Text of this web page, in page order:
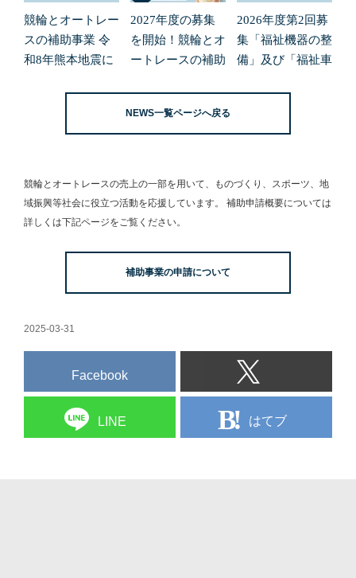
競輪とオートレー
スの補助事業 令
和8年熊本地震に
2027年度の募集
を開始！競輪とオ
ートレースの補助
2026年度第2回募
集「福祉機器の整
備」及び「福祉車
NEWS一覧ページへ戻る
競輪とオートレースの売上の一部を用いて、
ものづくり、スポーツ、地
域振興等社会に役立つ活動を応援しています。
補助申請概要については
詳しくは下記ページをご覧ください。
補助事業の申請について
2025-03-31
Facebook
LINE はてブ